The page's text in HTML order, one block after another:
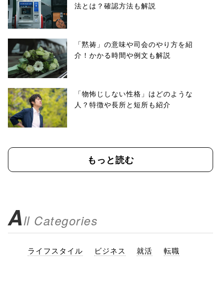
法とは？確認方法も解説
「黙祷」の意味や司会のやり方を紹
介！かかる時間や例文も解説
「物怖じしない性格」はどのような
人？特徴や長所と短所も紹介
もっと読む
All Categories
ライフスタイル ビジネス 就活 転職